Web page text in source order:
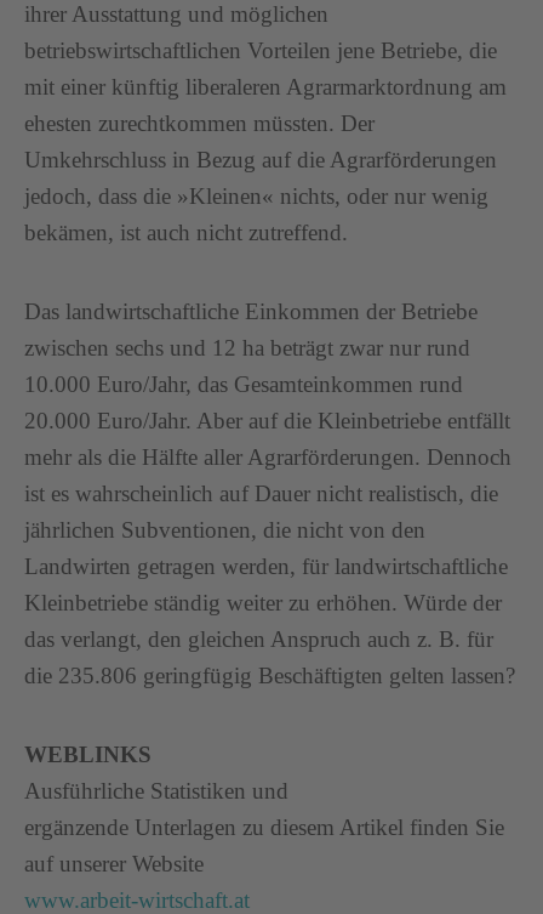
ihrer Ausstattung und möglichen
betriebswirtschaftlichen Vorteilen jene Betriebe, die
mit einer künftig liberaleren Agrarmarktordnung am
ehesten zurechtkommen müssten. Der
Umkehrschluss in Bezug auf die Agrarförderungen
jedoch, dass die »Kleinen« nichts, oder nur wenig
bekämen, ist auch nicht zutreffend.
Das landwirtschaftliche Einkommen der Betriebe
zwischen sechs und 12 ha beträgt zwar nur rund
10.000 Euro/Jahr, das Gesamteinkommen rund
20.000 Euro/Jahr. Aber auf die Kleinbetriebe entfällt
mehr als die Hälfte aller Agrarförderungen. Dennoch
ist es wahrscheinlich auf Dauer nicht realistisch, die
jährlichen Subventionen, die nicht von den
Landwirten getragen werden, für landwirtschaftliche
Kleinbetriebe ständig weiter zu erhöhen. Würde der
das verlangt, den gleichen Anspruch auch z. B. für
die 235.806 geringfügig Beschäftigten gelten lassen?
WEBLINKS
Ausführliche Statistiken und
ergänzende Unterlagen zu diesem Artikel finden Sie
auf unserer Website
www.arbeit-wirtschaft.at